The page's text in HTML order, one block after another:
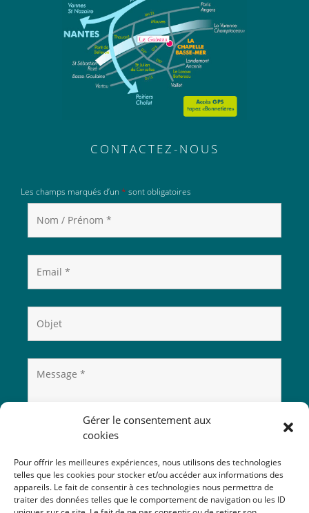
Gérer le consentement aux
cookies
Pour offrir les meilleures expériences, nous utilisons des technologies
telles que les cookies pour stocker et/ou accéder aux informations des
appareils. Le fait de consentir à ces technologies nous permettra de
traiter des données telles que le comportement de navigation ou les ID
CONTACTEZ-NOUS
Les champs marqués d’un * sont obligatoires